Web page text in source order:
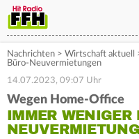
Nachrichten > Wirtschaft aktuell
Büro-Neuvermietungen
14.07.2023, 09:07 Uhr
Wegen Home-Office
IMMER WENIGER